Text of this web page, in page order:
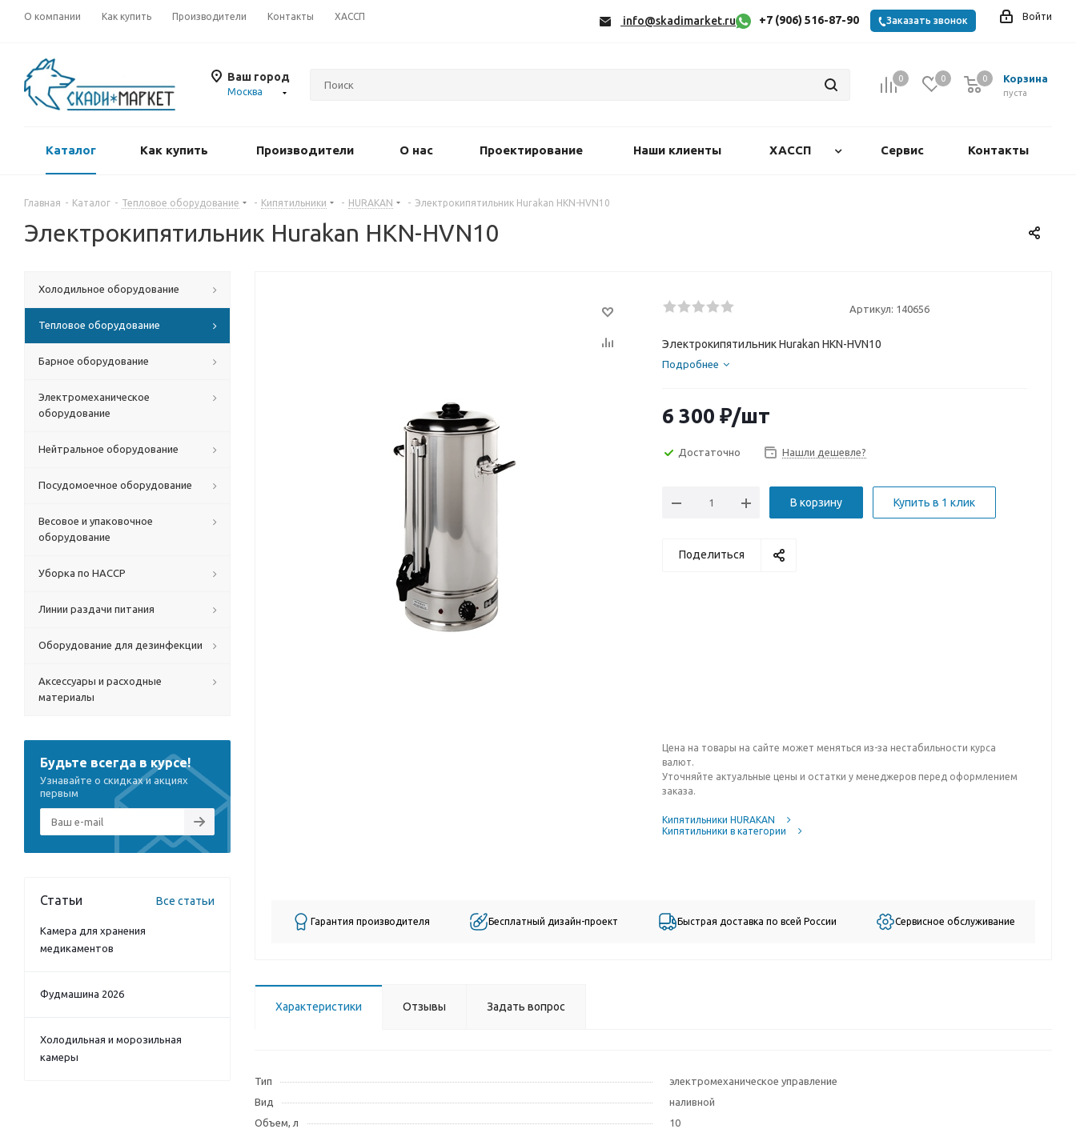
О компании Как купить Производители Контакты ХАССП Войти
info@skadimarket.ru +7 (906) 516-87-90 Заказать звонок
Ваш город
Москва
0 0 Корзина
0
пуста
0
Каталог Как купить Производители О нас Проектирование Наши клиенты ХАССП Сервис Контакты
Главная - Каталог - Тепловое оборудование - Кипятильники - HURAKAN - Электрокипятильник Hurakan HKN-HVN10
Электрокипятильник Hurakan HKN-HVN10
Артикул: 140656
Электрокипятильник Hurakan HKN-HVN10
Подробнее
6 300 ₽/шт
Достаточно Нашли дешевле?
В корзину Купить в 1 клик
Поделиться
Цена на товары на сайте может меняться из-за нестабильности курса
валют.
Уточняйте актуальные цены и остатки у менеджеров перед оформлением
заказа.
Кипятильники HURAKAN
Кипятильники в категории
Гарантия производителя Бесплатный дизайн-проект Быстрая доставка по всей России Сервисное обслуживание
Характеристики Отзывы Задать вопрос
Тип
электромеханическое управление
Вид
наливной
Объем, л
10
Холодильное оборудование
Тепловое оборудование
Барное оборудование
Электромеханическое
оборудование
Нейтральное оборудование
Посудомоечное оборудование
Весовое и упаковочное
оборудование
Уборка по HACCP
Линии раздачи питания
Оборудование для дезинфекции
Аксессуары и расходные
материалы
Будьте всегда в курсе!
Узнавайте о скидках и акциях
первым
Статьи Все статьи
Камера для хранения
медикаментов
Фудмашина 2026
Холодильная и морозильная
камеры